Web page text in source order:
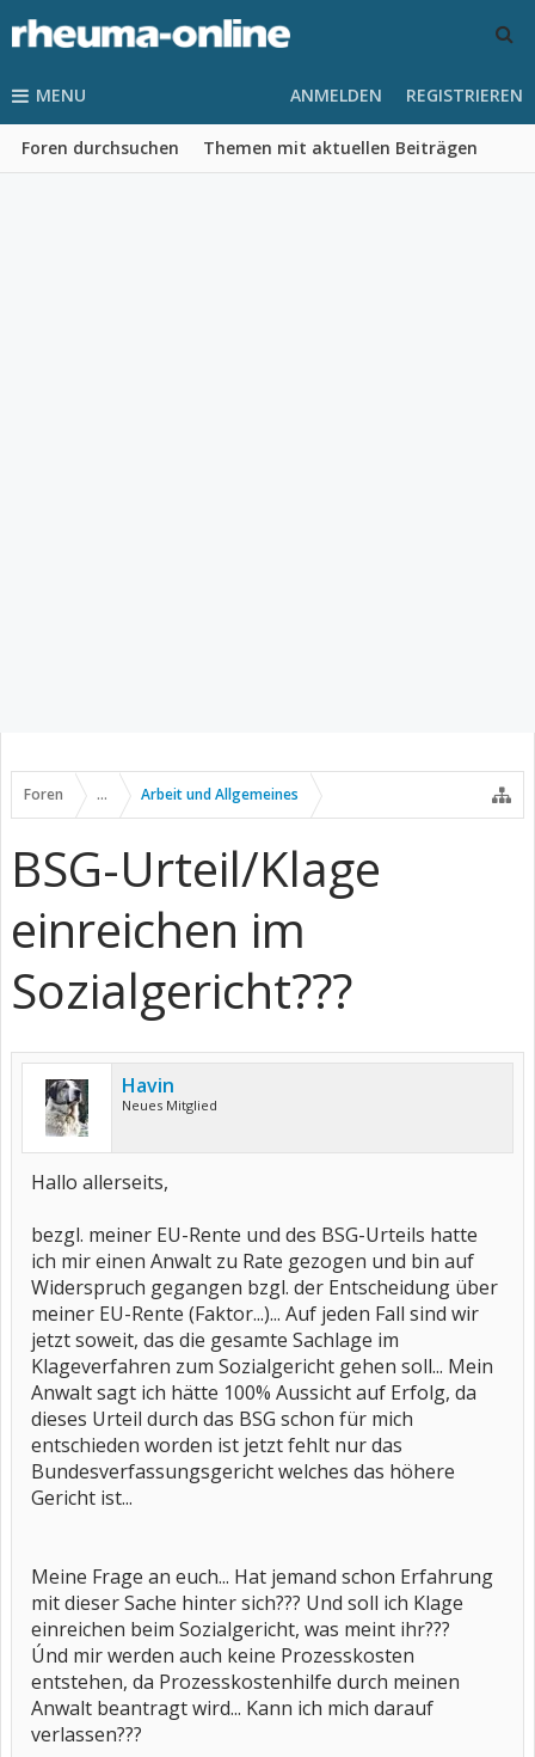
MENU
Foren durchsuchen Themen mit aktuellen Beiträgen
ANMELDEN REGISTRIEREN
Foren ... Arbeit und Allgemeines
BSG-Urteil/Klage
einreichen im
Sozialgericht???
Havin
Neues Mitglied
Hallo allerseits,
bezgl. meiner EU-Rente und des BSG-Urteils hatte
ich mir einen Anwalt zu Rate gezogen und bin auf
Widerspruch gegangen bzgl. der Entscheidung über
meiner EU-Rente (Faktor...)... Auf jeden Fall sind wir
jetzt soweit, das die gesamte Sachlage im
Klageverfahren zum Sozialgericht gehen soll... Mein
Anwalt sagt ich hätte 100% Aussicht auf Erfolg, da
dieses Urteil durch das BSG schon für mich
entschieden worden ist jetzt fehlt nur das
Bundesverfassungsgericht welches das höhere
Gericht ist...
Meine Frage an euch... Hat jemand schon Erfahrung
mit dieser Sache hinter sich??? Und soll ich Klage
einreichen beim Sozialgericht, was meint ihr???
Únd mir werden auch keine Prozesskosten
entstehen, da Prozesskostenhilfe durch meinen
Anwalt beantragt wird... Kann ich mich darauf
verlassen???